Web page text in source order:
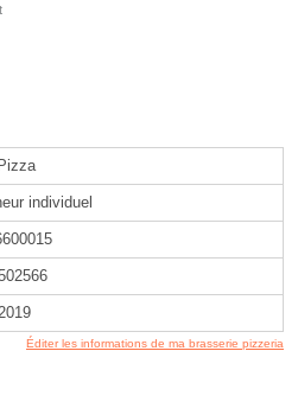
individuel
Éditer les informations de ma brasserie pizzeria